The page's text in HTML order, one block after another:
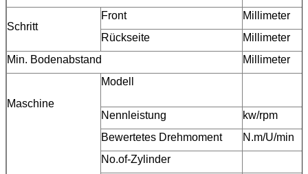
Schritt
Front
Millimeter
Rückseite
Millimeter
Min. Bodenabstand
Millimeter
Maschine
Modell
Nennleistung
kw/rpm
Bewertetes Drehmoment
N.m/U/min
No.of-Zylinder